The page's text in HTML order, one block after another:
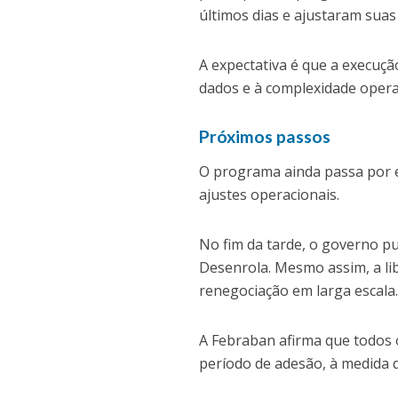
últimos dias e ajustaram
A expectativa é que a
dados e à complexidade
Próximos passos
O programa ainda passa por
ajustes operacionais.
No fim da tarde, o governo
Desenrola. Mesmo assim, a
renegociação em larga escala.
A Febraban afirma que
período de adesão, à